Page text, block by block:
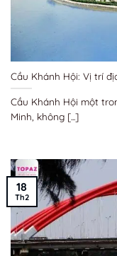
Cầu Khánh Hội: Vị trí
Cầu Khánh Hội một
Minh, không [...]
18
Th2